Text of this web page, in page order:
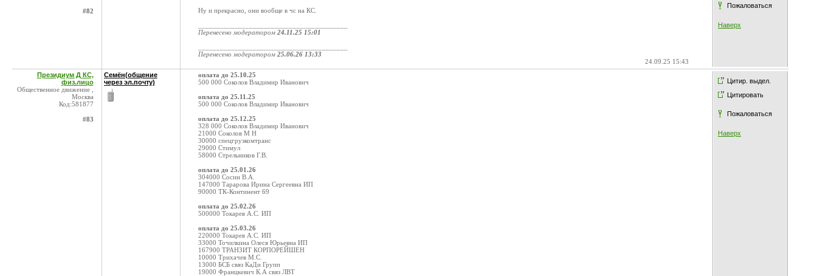
Пожаловаться
Наверх
#82
Ну и прекрасно, они вообще в чс на КС.
Перенесено модератором 24.11.25 15:01
Перенесено модератором 25.06.26 13:33
24.09.25 15:43
Цитир. выдел.
Цитировать
Пожаловаться
Наверх
Президиум Д КС,
физ.лицо
Общественное движение ,
Москва
Код:581877
#83
Семён(общение
через эл.почту)
оплата до 25.10.25
500 000 Соколов Владимир Иванович
оплата до 25.11.25
500 000 Соколов Владимир Иванович
оплата до 25.12.25
328 000 Соколов Владимир Иванович
21000 Соколов М Н
30000 спецгрузкомтранс
29000 Стимул
58000 Стрельников Г.В.
оплата до 25.01.26
304000 Сосин В.А.
147000 Тарарова Ирина Сергеевна ИП
90000 ТК-Континент 69
оплата до 25.02.26
500000 Токарев А.С. ИП
оплата до 25.03.26
220000 Токарев А.С. ИП
33000 Точилкина Олеся Юрьевна ИП
167900 ТРАНЗИТ КОРПОРЕЙШЕН
10000 Трихачев М.С.
13000 БСБ связ КаДи Групп
19000 Францкевич К.А связ ЛВТ